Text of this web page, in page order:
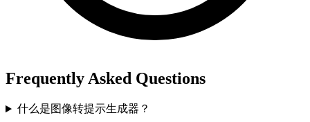
Frequently Asked Questions
什么是图像转提示生成器？